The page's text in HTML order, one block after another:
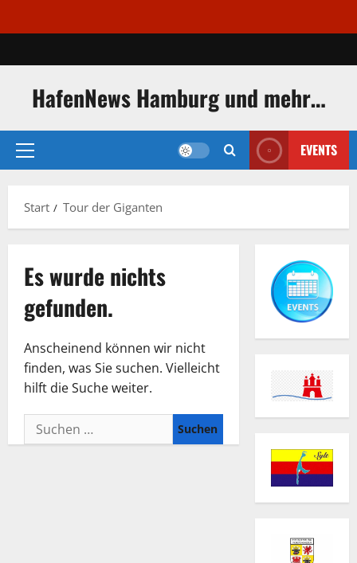
Inhalt
HafenNews Hamburg und mehr…
Primäres
EVENTS
Start Tour der Giganten
Es wurde nichts
gefunden.
Anscheinend können wir nicht
finden, was Sie suchen. Vielleicht
hilft die Suche weiter.
Suchen
nach: